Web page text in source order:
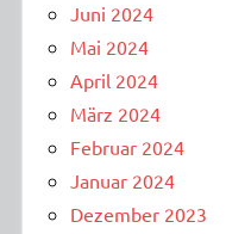
Juni 2024
Mai 2024
April 2024
März 2024
Februar 2024
Januar 2024
Dezember 2023